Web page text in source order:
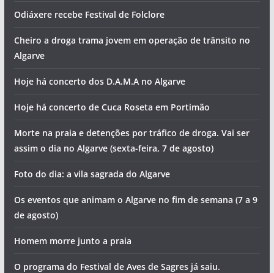
Odiáxere recebe Festival de Folclore
Cheiro a droga trama jovem em operação de trânsito no
Algarve
Hoje há concerto dos D.A.M.A no Algarve
Hoje há concerto de Cuca Roseta em Portimão
Morte na praia e detenções por tráfico de droga. Vai ser
assim o dia no Algarve (sexta-feira, 7 de agosto)
Foto do dia: a vila sagrada do Algarve
Os eventos que animam o Algarve no fim de semana (7 a 9
de agosto)
Homem morre junto a praia
O programa do Festival de Aves de Sagres já saiu.